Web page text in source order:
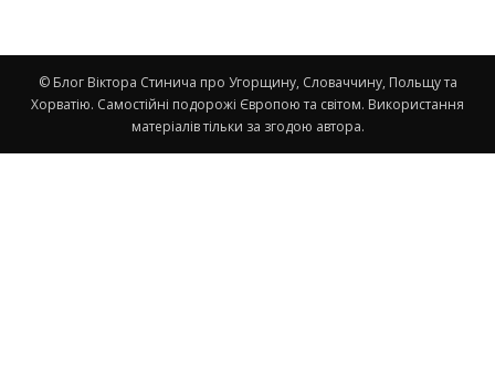
© Блог Віктора Стинича про Угорщину, Словаччину, Польщу та
Хорватію. Самостійні подорожі Європою та світом. Використання
матеріалів тільки за згодою автора.